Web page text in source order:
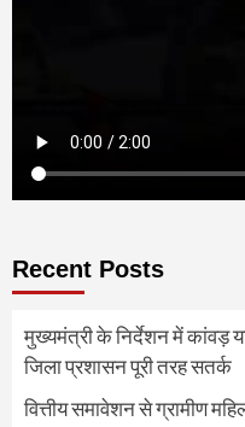
Recent Posts
मुख्यमंत्री के निर्देशन में कांवड़
जिला प्रशासन पूरी तरह सतर्क
वित्तीय समावेशन से ग्रामीण